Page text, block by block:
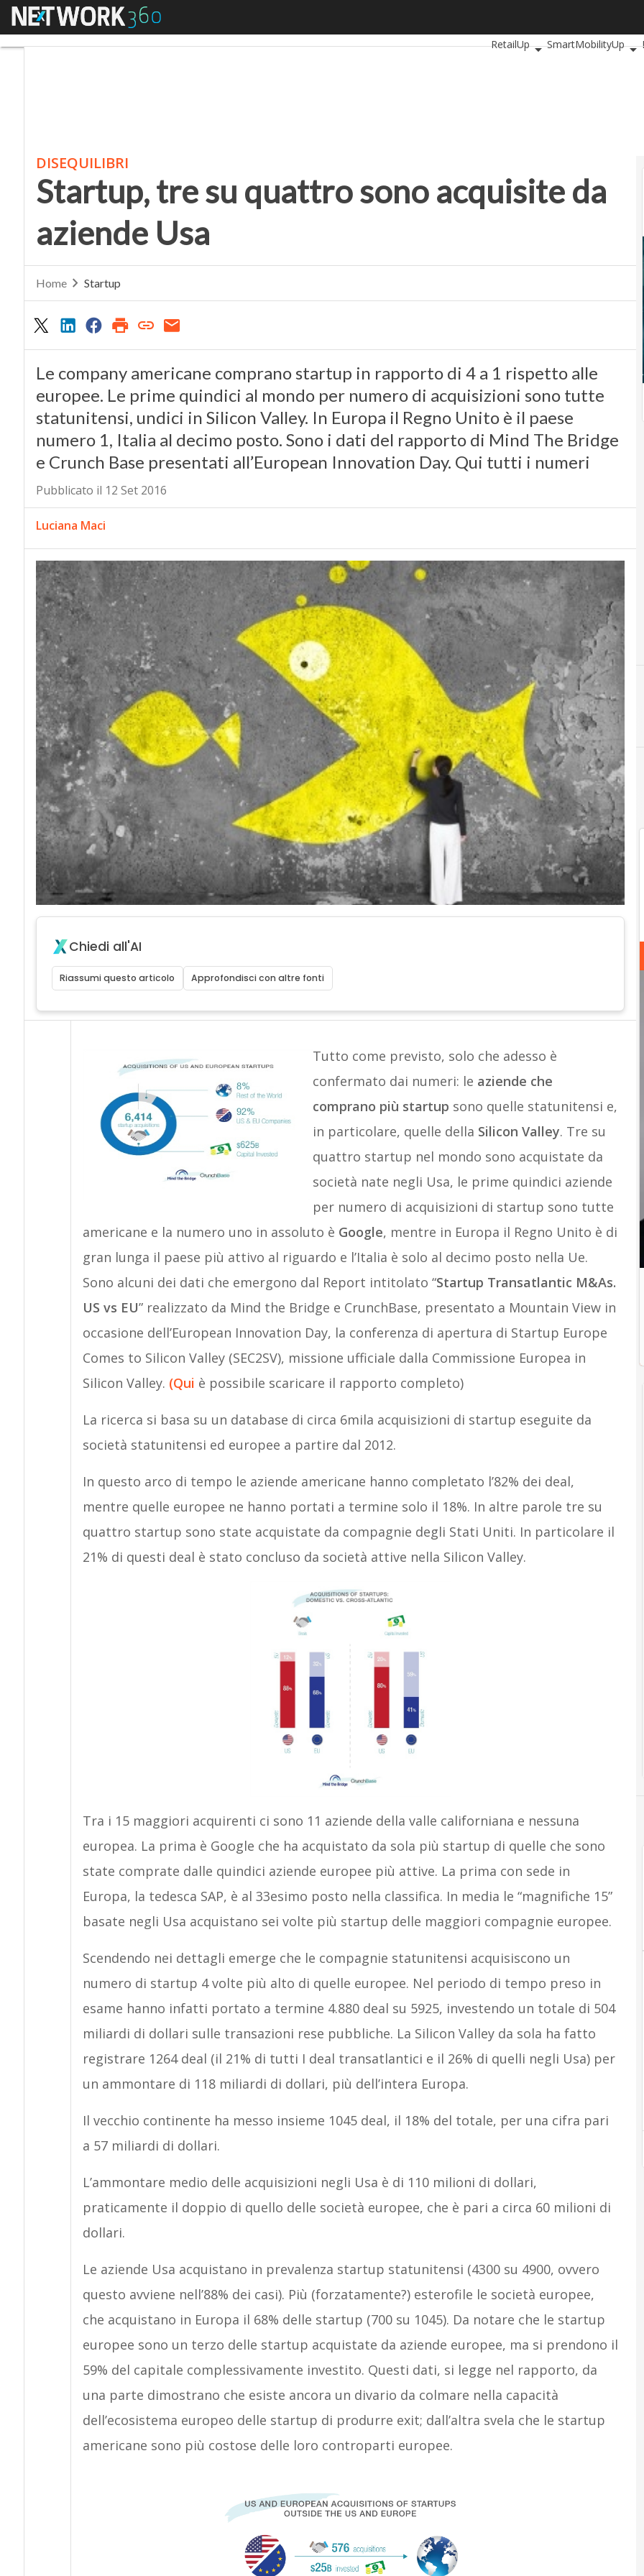
Menu
RetailUp
SmartMobilityUp
DISEQUILIBRI
Startup, tre su quattro sono acquisite da
aziende Usa
Home Startup
Le company americane comprano startup in rapporto di 4 a 1 rispetto alle
europee. Le prime quindici al mondo per numero di acquisizioni sono tutte
statunitensi, undici in Silicon Valley. In Europa il Regno Unito è il paese
numero 1, Italia al decimo posto. Sono i dati del rapporto di Mind The Bridge
e Crunch Base presentati all’European Innovation Day. Qui tutti i numeri
Pubblicato il 12 Set 2016
Luciana Maci
Chiedi all'AI
Riassumi questo articolo Approfondisci con altre fonti
Tutto come previsto, solo che adesso è
confermato dai numeri: le aziende che
comprano più startup sono quelle statunitensi e,
in particolare, quelle della Silicon Valley. Tre su
quattro startup nel mondo sono acquistate da
società nate negli Usa, le prime quindici aziende
per numero di acquisizioni di startup sono tutte
americane e la numero uno in assoluto è Google, mentre in Europa il Regno Unito è di
gran lunga il paese più attivo al riguardo e l’Italia è solo al decimo posto nella Ue.
Sono alcuni dei dati che emergono dal Report intitolato “Startup Transatlantic M&As.
US vs EU” realizzato da Mind the Bridge e CrunchBase, presentato a Mountain View in
occasione dell’European Innovation Day, la conferenza di apertura di Startup Europe
Comes to Silicon Valley (SEC2SV), missione ufficiale dalla Commissione Europea in
Silicon Valley. (Qui è possibile scaricare il rapporto completo)
La ricerca si basa su un database di circa 6mila acquisizioni di startup eseguite da
società statunitensi ed europee a partire dal 2012.
In questo arco di tempo le aziende americane hanno completato l’82% dei deal,
mentre quelle europee ne hanno portati a termine solo il 18%. In altre parole tre su
quattro startup sono state acquistate da compagnie degli Stati Uniti. In particolare il
21% di questi deal è stato concluso da società attive nella Silicon Valley.
Tra i 15 maggiori acquirenti ci sono 11 aziende della valle californiana e nessuna
europea. La prima è Google che ha acquistato da sola più startup di quelle che sono
state comprate dalle quindici aziende europee più attive. La prima con sede in
Europa, la tedesca SAP, è al 33esimo posto nella classifica. In media le “magnifiche 15”
basate negli Usa acquistano sei volte più startup delle maggiori compagnie europee.
Scendendo nei dettagli emerge che le compagnie statunitensi acquisiscono un
numero di startup 4 volte più alto di quelle europee. Nel periodo di tempo preso in
esame hanno infatti portato a termine 4.880 deal su 5925, investendo un totale di 504
miliardi di dollari sulle transazioni rese pubbliche. La Silicon Valley da sola ha fatto
registrare 1264 deal (il 21% di tutti I deal transatlantici e il 26% di quelli negli Usa) per
un ammontare di 118 miliardi di dollari, più dell’intera Europa.
Il vecchio continente ha messo insieme 1045 deal, il 18% del totale, per una cifra pari
a 57 miliardi di dollari.
L’ammontare medio delle acquisizioni negli Usa è di 110 milioni di dollari,
praticamente il doppio di quello delle società europee, che è pari a circa 60 milioni di
dollari.
Le aziende Usa acquistano in prevalenza startup statunitensi (4300 su 4900, ovvero
questo avviene nell’88% dei casi). Più (forzatamente?) esterofile le società europee,
che acquistano in Europa il 68% delle startup (700 su 1045). Da notare che le startup
europee sono un terzo delle startup acquistate da aziende europee, ma si prendono il
59% del capitale complessivamente investito. Questi dati, si legge nel rapporto, da
una parte dimostrano che esiste ancora un divario da colmare nella capacità
dell’ecosistema europeo delle startup di produrre exit; dall’altra svela che le startup
americane sono più costose delle loro controparti europee.